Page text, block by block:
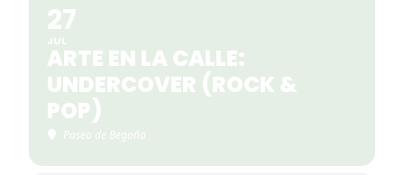
27
JUL
ARTE EN LA CALLE:
UNDERCOVER (ROCK &
POP)
Paseo de Begoña